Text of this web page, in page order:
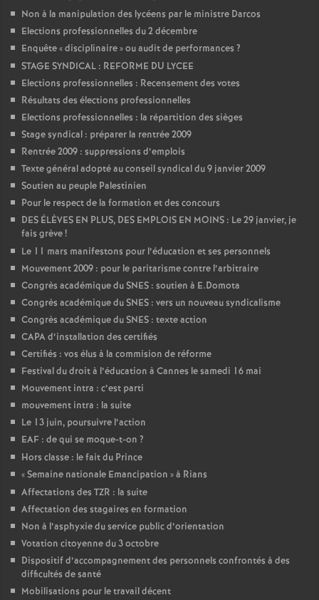
Non à la manipulation des lycéens par le ministre Darcos
Elections professionnelles du 2 décembre
Enquête «disciplinaire» ou audit de performances ?
STAGE SYNDICAL : REFORME DU LYCEE
Elections professionnelles : Recensement des votes
Résultats des élections professionnelles
Elections professionnelles : la répartition des sièges
Stage syndical : préparer la rentrée 2009
Rentrée 2009 : suppressions d’emplois
Texte général adopté au conseil syndical du 9 janvier 2009
Soutien au peuple Palestinien
Pour le respect de la formation et des concours
DES ÉLÈVES EN PLUS, DES EMPLOIS EN MOINS : Le 29 janvier, je
fais grève!
Le 11 mars manifestons pour l’éducation et ses personnels
Mouvement 2009 : pour le paritarisme contre l’arbitraire
Congrès académique du SNES : soutien à E.Domota
Congrès académique du SNES : vers un nouveau syndicalisme
Congrès académique du SNES : texte action
CAPA d’installation des certifiés
Certifiés : vos élus à la commision de réforme
Festival du droit à l’éducation à Cannes le samedi 16 mai
Mouvement intra : c’est parti
mouvement intra : la suite
Le 13 juin, poursuivre l’action
EAF : de qui se moque-t-on ?
Hors classe : le fait du Prince
«Semaine nationale Emancipation » à Rians
Affectations des TZR : la suite
Affectation des stagaires en formation
Non à l’asphyxie du service public d’orientation
Votation citoyenne du 3 octobre
Dispositif d’accompagnement des personnels confrontés à des
difficultés de santé
Mobilisations pour le travail décent